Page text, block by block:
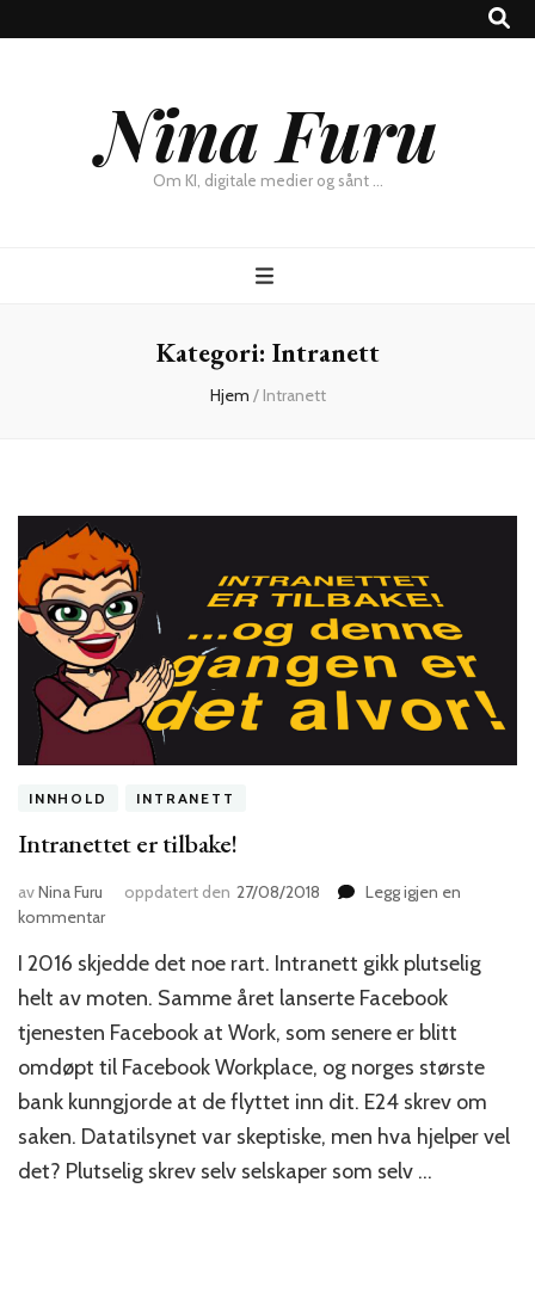
Nina Furu
Om KI, digitale medier og sånt …
Kategori: Intranett
Hjem / Intranett
INNHOLD INTRANETT
Intranettet er tilbake!
avNina Furu oppdatert den 27/08/2018
Legg igjen en
kommentartil
er
tilbake!
I 2016 skjedde det noe rart. Intranett gikk plutselig
helt av moten. Samme året lanserte Facebook
tjenesten Facebook at Work, som senere er blitt
omdøpt til Facebook Workplace, og norges største
bank kunngjorde at de flyttet inn dit. E24 skrev om
saken. Datatilsynet var skeptiske, men hva hjelper vel
det? Plutselig skrev selv selskaper som selv …